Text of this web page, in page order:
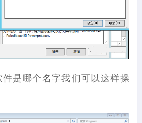
是哪个名字我们可以这样操